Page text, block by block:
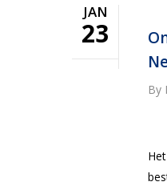
JAN
23
By